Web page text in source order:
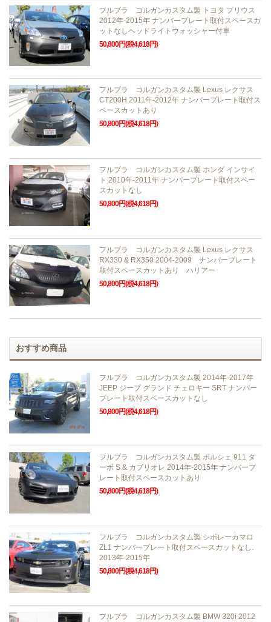
フルブラ コルガンカスタム製 トヨタ プリウス
2012年-2015年 ナンバープレート取付スペースカ
ットなしヘッドライトウォッシャー付車
50,800円(税4,618円)
フルブラ コルガンカスタム製 Lexus レクサス
CT200H 2011年-2012年 ナンバープレート取付ス
ペースカットあり
50,800円(税4,618円)
フルブラ コルガンカスタム製 ホンダ インサイ
ト 2010年-2011年 ナンバープレート取付スペー
スカットなし
50,800円(税4,618円)
フルブラ コルガンカスタム製 Lexus レクサス
RX330 & RX350 2004-2009 ナンバープレート
取付スペースカットあり ハリアー
50,800円(税4,618円)
おすすめ商品
フルブラ コルガンカスタム製 2014年-2017年
JEEP ジープ グランド チェロキー SRT ナンバー
プレート取付スペースカットなし
50,800円(税4,618円)
フルブラ コルガンカスタム製 ポルシェ 911 タ
ーボ S & カブリオレ 2014年-2015年 ナンバープ
レート取付スペースカットあり
50,800円(税4,618円)
フルブラ コルガンカスタム製 シボレーカマロ
ZL1 ナンバープレート取付スペースカットなし.
2013年-2015年
50,800円(税4,618円)
フルブラ コルガンカスタム製 BMW 320i 2012